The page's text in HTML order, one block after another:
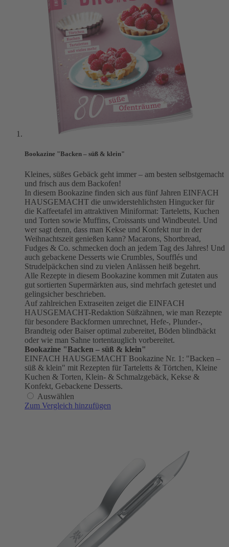
Bookazine "Backen – süß & klein"
Kleines, süßes Gebäck geht immer – am besten selbstgemacht
und frisch aus dem Backofen!
In diesem Bookazine finden sich aus fünf Jahren EINFACH
HAUSGEMACHT die unwiderstehlichsten Hingucker für
die Kaffeetafel im attraktiven Miniformat: Tarteletts, Kuchen
und Torten sowie Muffins, Croissants und Windbeutel. Und
wer sagt denn, dass man Kekse und Konfekt nur in der
Weihnachtszeit genießen kann? Macarons, Shortbread,
Fudges & Co. schmecken doch an jedem Tag des Jahres! Und
auch gebackene Desserts wie Crumbles, Soufflés und
Strudelpäckchen sind zu vielen Anlässen heiß begehrt.
Alle Rezepte in diesem Bookazine kommen mit Zutaten aus
gut sortierten Supermärkten aus, sind mehrfach getestet und
gelingsicher beschrieben.
Auf zahlreichen Extraseiten zeiget die EINFACH
HAUSGEMACHT-Redaktion Süßzähnen, wie man Rezepte
für besondere Backformen umrechnet, Hefe-, Plunder-,
Brandteig oder Baiser optimal zubereitet, Böden blindbäckt
oder wie man Sahne tortentauglich vorbereitet.
Bookazine "Backen – süß & klein"
EINFACH HAUSGEMACHT Bookazine Nr. 1: "Backen –
süß & klein" mit Rezepten für Tarteletts & Törtchen, Kleine
Kuchen & Torten, Klein- & Schmalzgebäck, Kekse &
Konfekt, Gebackene Desserts.
Auswählen
Zum Vergleich hinzufügen